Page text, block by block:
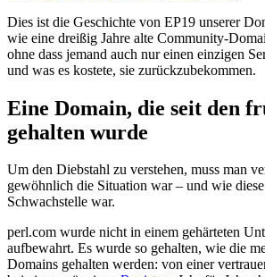
Dies ist die Geschichte von EP19 unserer
wie eine dreißig Jahre alte Community-
ohne dass jemand auch nur einen einzigen
und was es kostete, sie zurückzubekommen.
Eine Domain, die seit den
gehalten wurde
Um den Diebstahl zu verstehen, muss man
gewöhnlich die Situation war – und wie
Schwachstelle war.
perl.com wurde nicht in einem gehärteten
aufbewahrt. Es wurde so gehalten, wie die
Domains gehalten werden: von einer